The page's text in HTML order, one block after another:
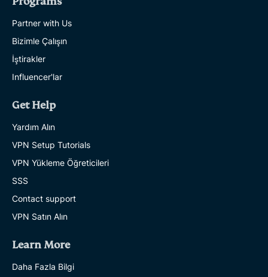
Partner with Us
Bizimle Çalışın
İştirakler
Influencer'lar
Get Help
Yardım Alın
VPN Setup Tutorials
VPN Yükleme Öğreticileri
SSS
Contact support
VPN Satın Alın
Learn More
Daha Fazla Bilgi